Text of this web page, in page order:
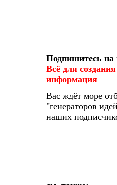
Подпишитесь
Всё для
информация
Вас ждёт море
"генераторов
наших